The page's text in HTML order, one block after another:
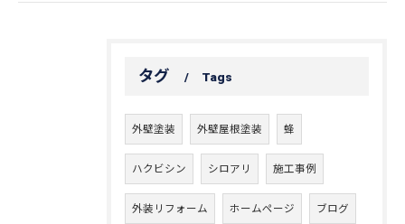
タグ Tags
外壁塗装 外壁屋根塗装 蜂
ハクビシン シロアリ 施工事例
外装リフォーム ホームページ ブログ